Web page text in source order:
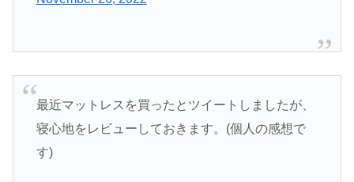
最近マットレスを買ったとツイートしましたが、
寝心地をレビューしておきます。(個人の感想で
す)